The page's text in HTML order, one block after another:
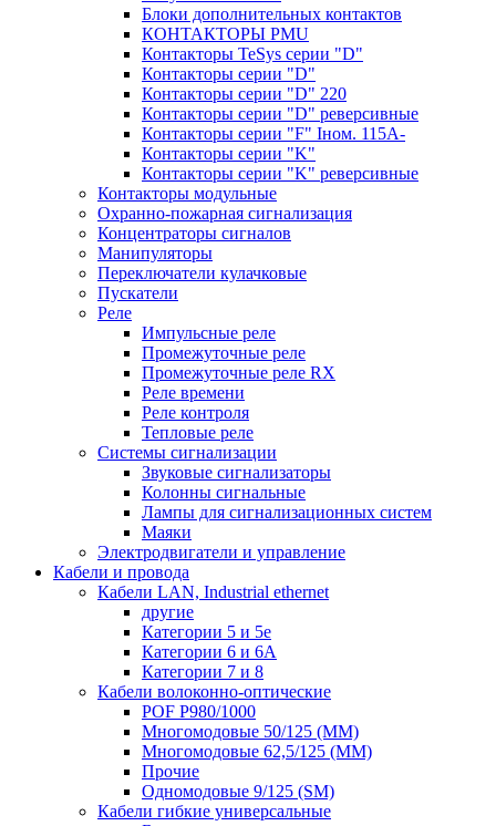
Блоки дополнительных контактов
КОНТАКТОРЫ PMU
Контакторы TeSys серии "D"
Контакторы серии "D"
Контакторы серии "D" 220
Контакторы серии "D" реверсивные
Контакторы серии "F" Iном. 115А-
Контакторы серии "K"
Контакторы серии "K" реверсивные
Контакторы модульные
Охранно-пожарная сигнализация
Концентраторы сигналов
Манипуляторы
Переключатели кулачковые
Пускатели
Реле
Импульсные реле
Промежуточные реле
Промежуточные реле RX
Реле времени
Реле контроля
Тепловые реле
Системы сигнализации
Звуковые сигнализаторы
Колонны сигнальные
Лампы для сигнализационных систем
Маяки
Электродвигатели и управление
Кабели и провода
Кабели LAN, Industrial ethernet
другие
Категории 5 и 5е
Категории 6 и 6A
Категории 7 и 8
Кабели волоконно-оптические
POF P980/1000
Многомодовые 50/125 (ММ)
Многомодовые 62,5/125 (ММ)
Прочие
Одномодовые 9/125 (SM)
Кабели гибкие универсальные